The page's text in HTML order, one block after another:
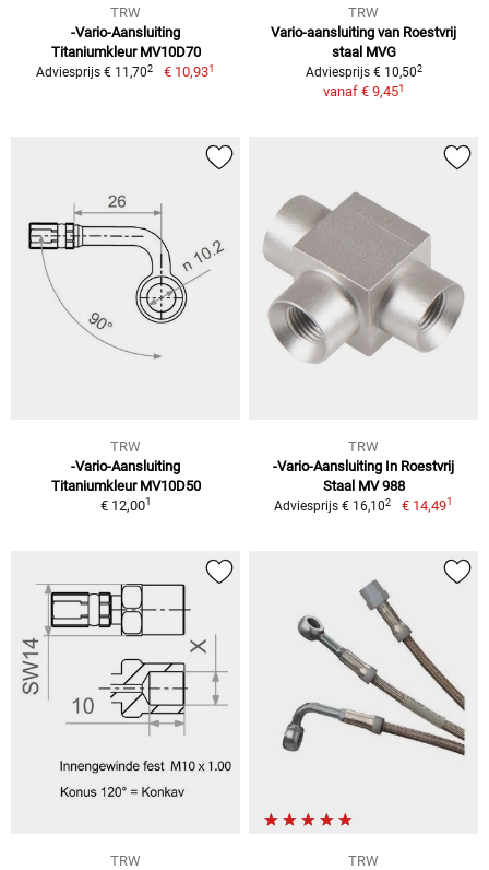
TRW
-Vario-Aansluiting
Titaniumkleur MV10D70
Adviesprijs € 11,702 € 10,931
TRW
Vario-aansluiting van Roestvrij
staal MVG
Adviesprijs € 10,502
vanaf € 9,451
TRW
-Vario-Aansluiting
Titaniumkleur MV10D50
€ 12,001
TRW
-Vario-Aansluiting In Roestvrij
Staal MV 988
Adviesprijs € 16,102 € 14,491
TRW
TRW